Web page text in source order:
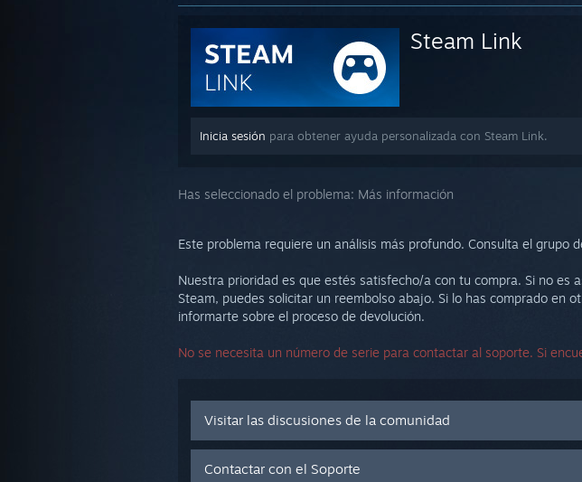
Steam Link
Inicia sesión para obtener ayuda personalizada con Steam Link.
Has seleccionado el problema: Más información
Este problema requiere un análisis más profundo. Consulta el
Nuestra prioridad es que estés satisfecho/a con tu compra. Si no es
Steam, puedes solicitar un reembolso abajo. Si lo has comprado en
informarte sobre el proceso de devolución.
No se necesita un número de serie para contactar al soporte. Si
Visitar las discusiones de la comunidad
Contactar con el Soporte